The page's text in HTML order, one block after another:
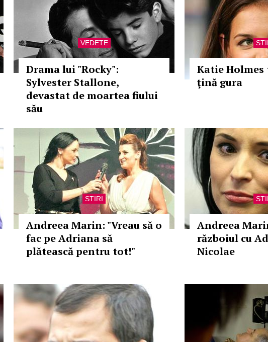
VEDETE
Drama lui "Rocky":
Sylvester Stallone,
devastat de moartea fiului
său
Katie Holmes
ţină gura
STIRI
Andreea Marin: "Vreau să o
fac pe Adriana să
plătească pentru tot!"
Andreea
războiul cu
Nicolae